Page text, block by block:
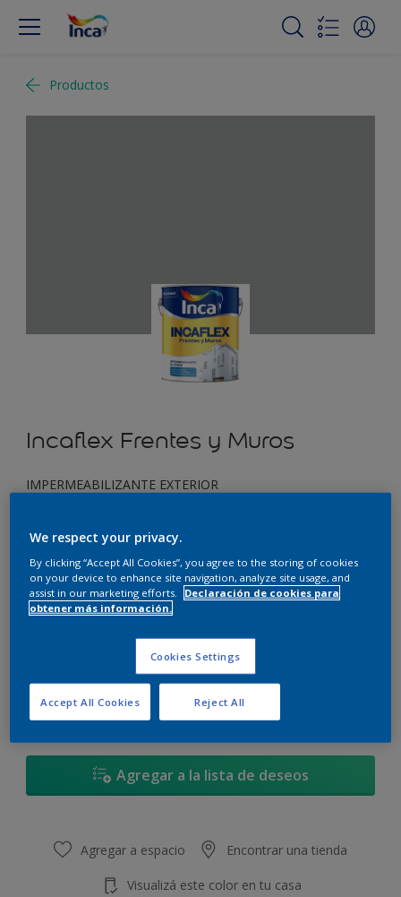
Productos
Incaflex Frentes y Muros
IMPERMEABILIZANTE EXTERIOR
Tamaño
Calculadora de pintura
Calcular
Agregar a la lista de deseos
Agregar a espacio Encontrar una tienda
Visualizá este color en tu casa
We respect your privacy.
By clicking “Accept All Cookies”, you agree to the storing of cookies
on your device to enhance site navigation, analyze site usage, and
assist in our marketing efforts.
Declaración de cookies para
obtener más información.
Cookies Settings
Reject All
Accept All Cookies